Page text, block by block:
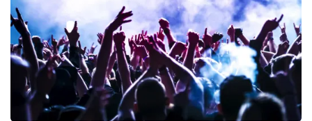
BESTEL NU